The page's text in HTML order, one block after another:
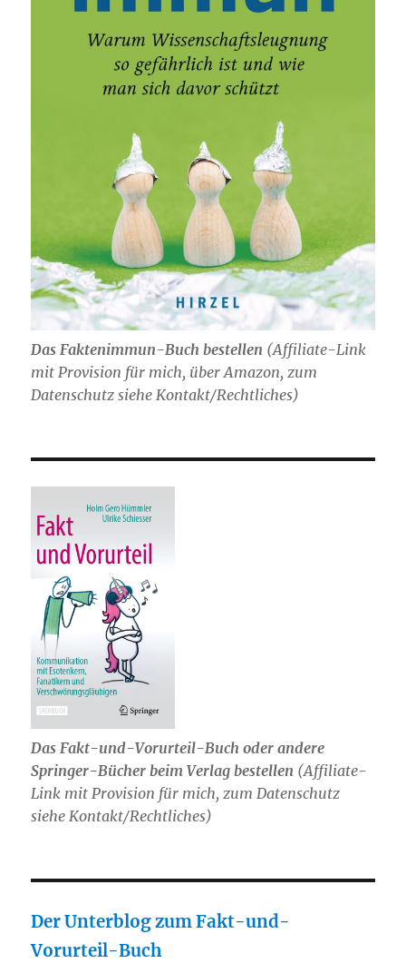
Das Faktenimmun-Buch bestellen (Affiliate-Link
mit Provision für mich, über Amazon, zum
Datenschutz siehe Kontakt/Rechtliches)
Das Fakt-und-Vorurteil-Buch oder andere
Springer-Bücher beim Verlag bestellen (Affiliate-
Link mit Provision für mich, zum Datenschutz
siehe Kontakt/Rechtliches)
Der Unterblog zum Fakt-und-
Vorurteil-Buch